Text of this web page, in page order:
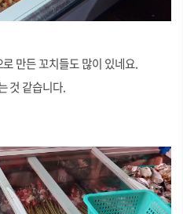
만든 꼬치들도 많이 있네요.
것 같습니다.